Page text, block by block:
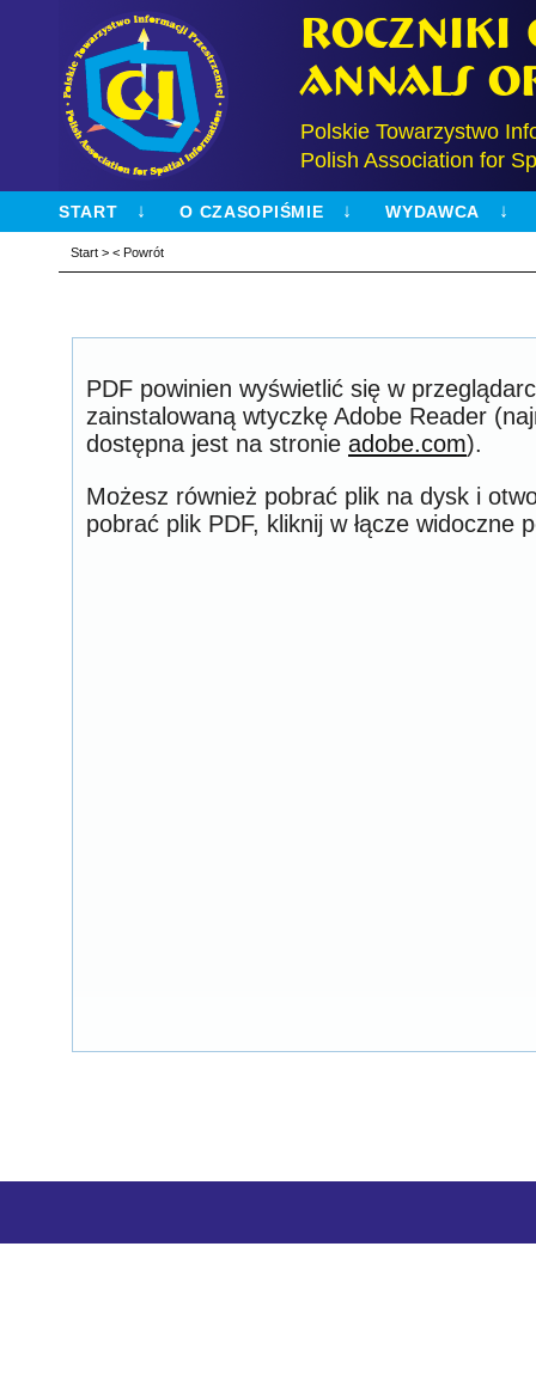
Roczniki
Annals
Polskie Towarzystwo
Polish Association for
START O CZASOPIŚMIE WYDAWCA
Start > < Powrót
PDF powinien wyświetlić się w
zainstalowaną wtyczkę Adobe Reader
dostępna jest na stronie adobe.com).
Możesz również pobrać plik na dysk i
pobrać plik PDF, kliknij w łącze widoczne